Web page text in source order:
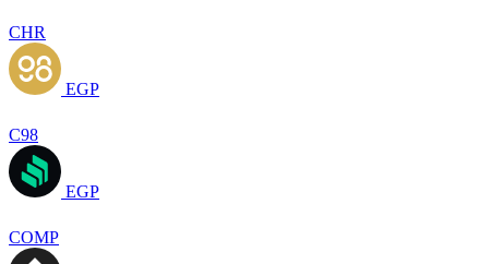
CHR
EGP
C98
EGP
COMP